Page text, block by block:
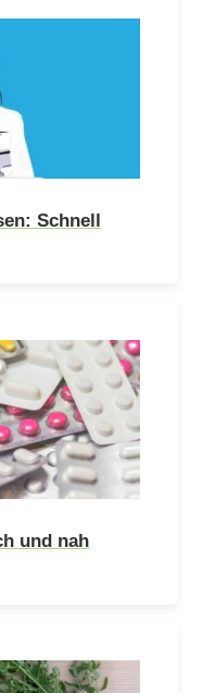
Schnell
und nah